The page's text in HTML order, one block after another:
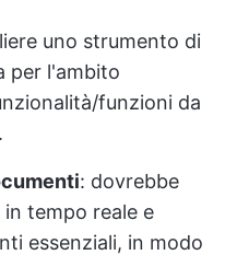
uno strumento di
per l'ambito
funzioni da
: dovrebbe
tempo reale e
essenziali, in modo